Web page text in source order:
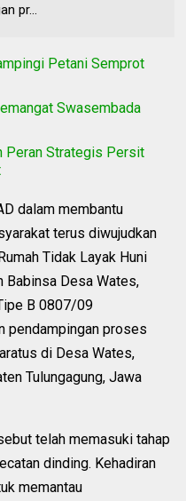
pr...
Petani Semprot
Swasembada
Peran Strategis Persit
dalam membantu
terus diwujudkan
Tidak Layak Huni
Babinsa Desa Wates,
B 0807/09
pendampingan proses
di Desa Wates,
Tulungagung, Jawa
telah memasuki tahap
dinding. Kehadiran
memantau